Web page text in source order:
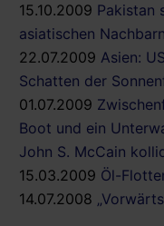
15.10.2009 Pakistan
asiatischen
22.07.2009 Asien:
Schatten der
01.07.2009
Boot und ein
John S. McCain
15.03.2009 Öl-
14.07.2008